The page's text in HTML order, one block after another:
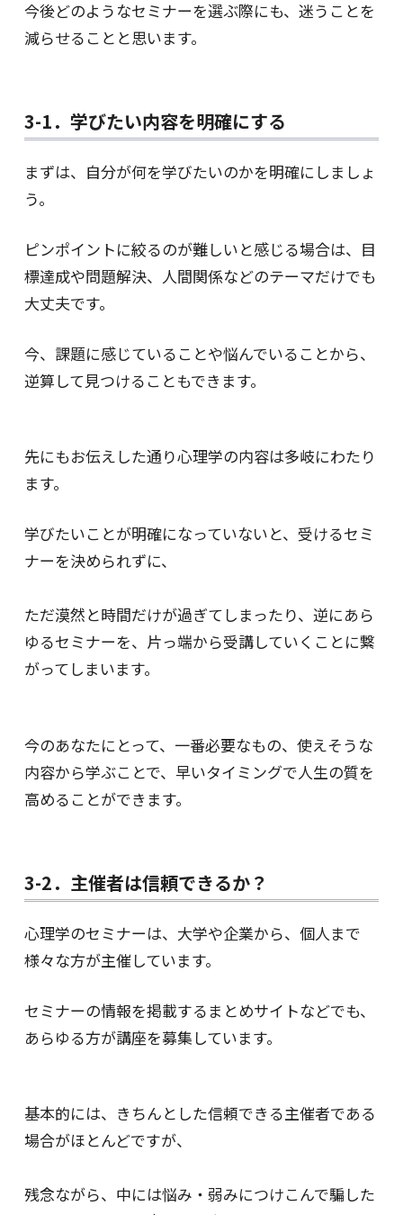
今後どのようなセミナーを選ぶ際にも、迷うことを
減らせることと思います。
3-1．学びたい内容を明確にする
まずは、自分が何を学びたいのかを明確にしましょ
う。
ピンポイントに絞るのが難しいと感じる場合は、目
標達成や問題解決、人間関係などのテーマだけでも
大丈夫です。
今、課題に感じていることや悩んでいることから、
逆算して見つけることもできます。
先にもお伝えした通り心理学の内容は多岐にわたり
ます。
学びたいことが明確になっていないと、受けるセミ
ナーを決められずに、
ただ漠然と時間だけが過ぎてしまったり、逆にあら
ゆるセミナーを、片っ端から受講していくことに繋
がってしまいます。
今のあなたにとって、一番必要なもの、使えそうな
内容から学ぶことで、早いタイミングで人生の質を
高めることができます。
3-2．主催者は信頼できるか？
心理学のセミナーは、大学や企業から、個人まで
様々な方が主催しています。
セミナーの情報を掲載するまとめサイトなどでも、
あらゆる方が講座を募集しています。
基本的には、きちんとした信頼できる主催者である
場合がほとんどですが、
残念ながら、中には悩み・弱みにつけこんで騙した